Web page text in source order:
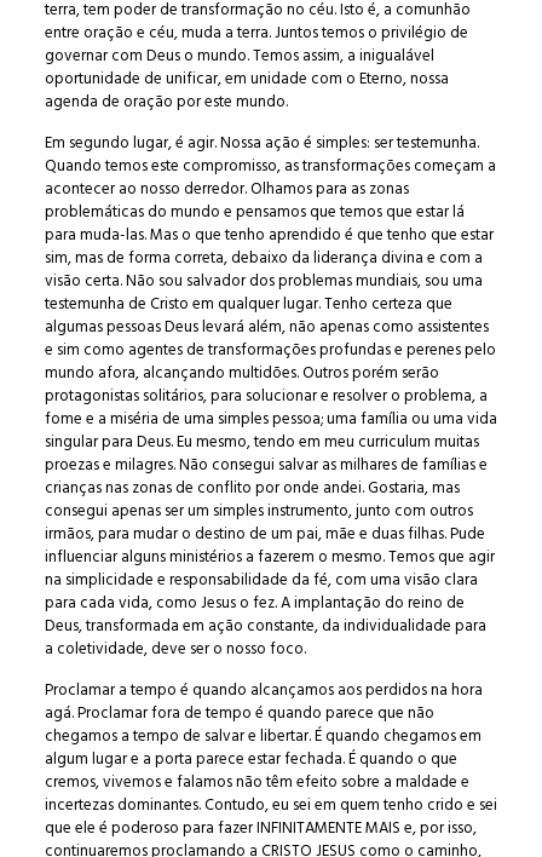
terra, tem poder de transformação no céu. Isto é, a comunhão
entre oração e céu, muda a terra. Juntos temos o privilégio de
governar com Deus o mundo. Temos assim, a inigualável
oportunidade de unificar, em unidade com o Eterno, nossa
agenda de oração por este mundo.
Em segundo lugar, é agir. Nossa ação é simples: ser testemunha.
Quando temos este compromisso, as transformações começam a
acontecer ao nosso derredor. Olhamos para as zonas
problemáticas do mundo e pensamos que temos que estar lá
para muda-las. Mas o que tenho aprendido é que tenho que estar
sim, mas de forma correta, debaixo da liderança divina e com a
visão certa. Não sou salvador dos problemas mundiais, sou uma
testemunha de Cristo em qualquer lugar. Tenho certeza que
algumas pessoas Deus levará além, não apenas como assistentes
e sim como agentes de transformações profundas e perenes pelo
mundo afora, alcançando multidões. Outros porém serão
protagonistas solitários, para solucionar e resolver o problema, a
fome e a miséria de uma simples pessoa; uma família ou uma vida
singular para Deus. Eu mesmo, tendo em meu curriculum muitas
proezas e milagres. Não consegui salvar as milhares de famílias e
crianças nas zonas de conflito por onde andei. Gostaria, mas
consegui apenas ser um simples instrumento, junto com outros
irmãos, para mudar o destino de um pai, mãe e duas filhas. Pude
influenciar alguns ministérios a fazerem o mesmo. Temos que agir
na simplicidade e responsabilidade da fé, com uma visão clara
para cada vida, como Jesus o fez. A implantação do reino de
Deus, transformada em ação constante, da individualidade para
a coletividade, deve ser o nosso foco.
Proclamar a tempo é quando alcançamos aos perdidos na hora
agá. Proclamar fora de tempo é quando parece que não
chegamos a tempo de salvar e libertar. É quando chegamos em
algum lugar e a porta parece estar fechada. É quando o que
cremos, vivemos e falamos não têm efeito sobre a maldade e
incertezas dominantes. Contudo, eu sei em quem tenho crido e sei
que ele é poderoso para fazer INFINITAMENTE MAIS e, por isso,
continuaremos proclamando a CRISTO JESUS como o caminho,